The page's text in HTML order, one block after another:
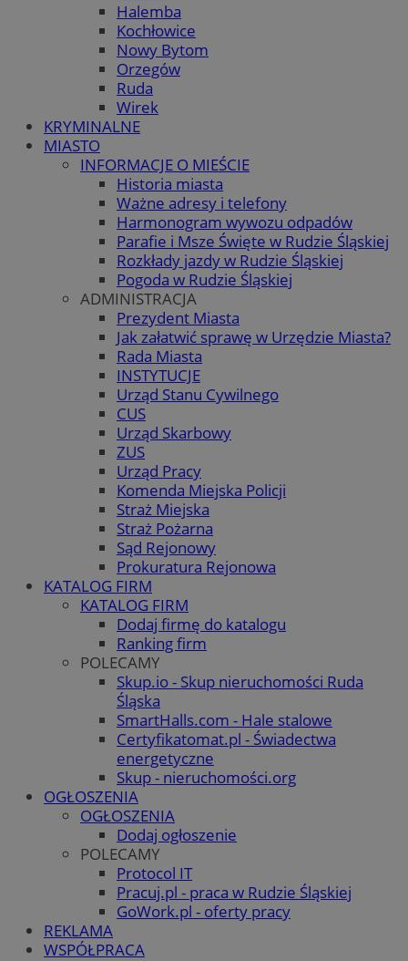
Halemba
Kochłowice
Nowy Bytom
Orzegów
Ruda
Wirek
KRYMINALNE
MIASTO
INFORMACJE O MIEŚCIE
Historia miasta
Ważne adresy i telefony
Harmonogram wywozu odpadów
Parafie i Msze Święte w Rudzie Śląskiej
Rozkłady jazdy w Rudzie Śląskiej
Pogoda w Rudzie Śląskiej
ADMINISTRACJA
Prezydent Miasta
Jak załatwić sprawę w Urzędzie Miasta?
Rada Miasta
INSTYTUCJE
Urząd Stanu Cywilnego
CUS
Urząd Skarbowy
ZUS
Urząd Pracy
Komenda Miejska Policji
Straż Miejska
Straż Pożarna
Sąd Rejonowy
Prokuratura Rejonowa
KATALOG FIRM
KATALOG FIRM
Dodaj firmę do katalogu
Ranking firm
POLECAMY
Skup.io - Skup nieruchomości Ruda
Śląska
SmartHalls.com - Hale stalowe
Certyfikatomat.pl - Świadectwa
energetyczne
Skup - nieruchomości.org
OGŁOSZENIA
OGŁOSZENIA
Dodaj ogłoszenie
POLECAMY
Protocol IT
Pracuj.pl - praca w Rudzie Śląskiej
GoWork.pl - oferty pracy
REKLAMA
WSPÓŁPRACA